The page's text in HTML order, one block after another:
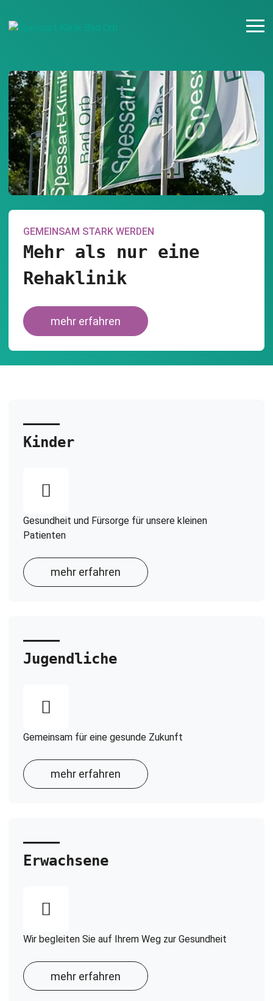
GEMEINSAM STARK WERDEN
Mehr als nur eine
Rehaklinik
mehr erfahren
Kinder
Gesundheit und Fürsorge für unsere kleinen
Patienten
mehr erfahren
Jugendliche
Gemeinsam für eine gesunde Zukunft
mehr erfahren
Erwachsene
Wir begleiten Sie auf Ihrem Weg zur Gesundheit
mehr erfahren